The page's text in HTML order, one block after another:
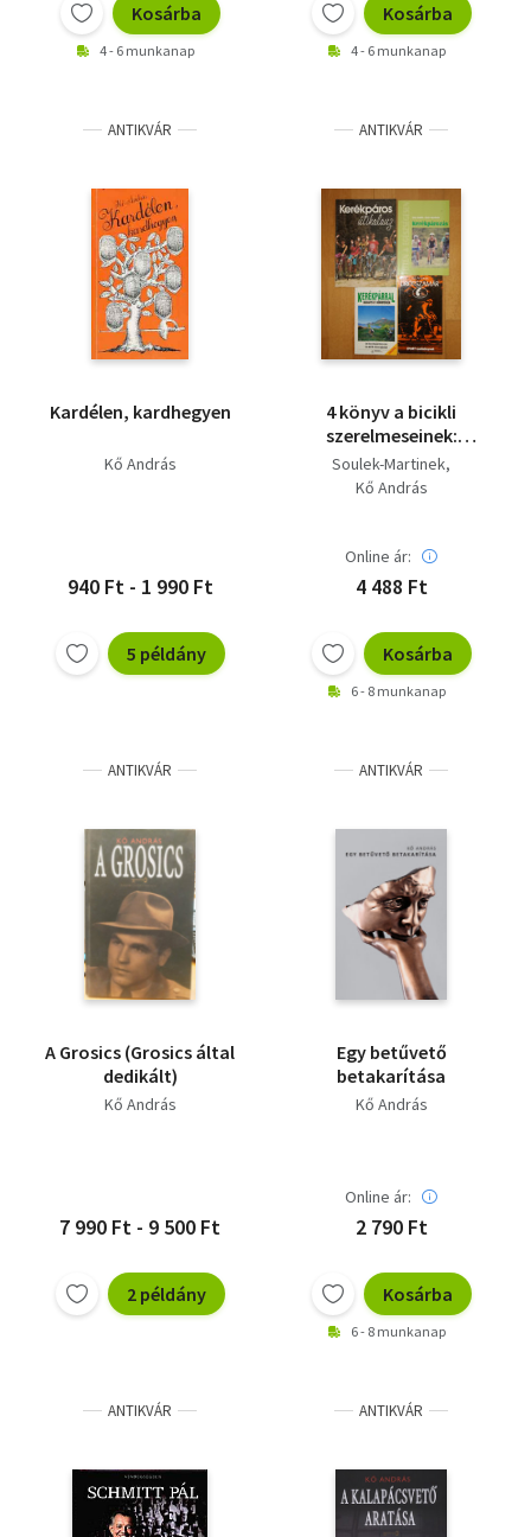
Kosárba
4 - 6 munkanap
Kosárba
4 - 6 munkanap
ANTIKVÁR
Kardélen, kardhegyen
Kő András
940 Ft - 1 990 Ft
5 példány
ANTIKVÁR
4 könyv a bicikli
szerelmeseinek:
Drótszamár,
Kerékpározások,
környékén
Soulek-Martinek
Kő András
Online ár:
4 488 Ft
Kosárba
6 - 8 munkanap
ANTIKVÁR
A Grosics (Grosics által
dedikált)
Kő András
7 990 Ft - 9 500 Ft
2 példány
ANTIKVÁR
Egy betűvető
betakarítása
Kő András
Online ár:
2 790 Ft
Kosárba
6 - 8 munkanap
ANTIKVÁR ANTIKVÁR